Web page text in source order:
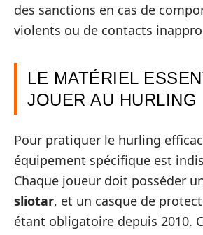
des sanctions en cas de
violents ou de contacts
LE MATÉRIEL
JOUER AU HURLING
Pour pratiquer le hurling
équipement spécifique est
Chaque joueur doit posséder
sliotar, et un casque de
étant obligatoire depuis 2010.